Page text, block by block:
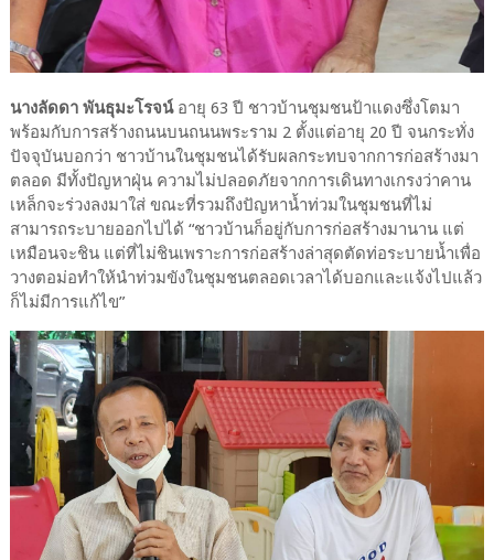
นางลัดดา พันธุมะโรจน์ อายุ 63 ปี ชาวบ้านชุมชนป้าแดงซึ่งโตมา
พร้อมกับการสร้างถนนบนถนนพระราม 2 ตั้งแต่อายุ 20 ปี จนกระทั่ง
ปัจจุบันบอกว่า ชาวบ้านในชุมชนได้รับผลกระทบจากการก่อสร้างมา
ตลอด มีทั้งปัญหาฝุ่น ความไม่ปลอดภัยจากการเดินทางเกรงว่าคาน
เหล็กจะร่วงลงมาใส่ ขณะที่รวมถึงปัญหาน้ำท่วมในชุมชนที่ไม่
สามารถระบายออกไปได้ “ชาวบ้านก็อยู่กับการก่อสร้างมานาน แต่
เหมือนจะชิน แต่ที่ไม่ชินเพราะการก่อสร้างล่าสุดตัดท่อระบายน้ำเพื่อ
วางตอม่อทำให้นำท่วมขังในชุมชนตลอดเวลาได้บอกและแจ้งไปแล้ว
ก็ไม่มีการแก้ไข”